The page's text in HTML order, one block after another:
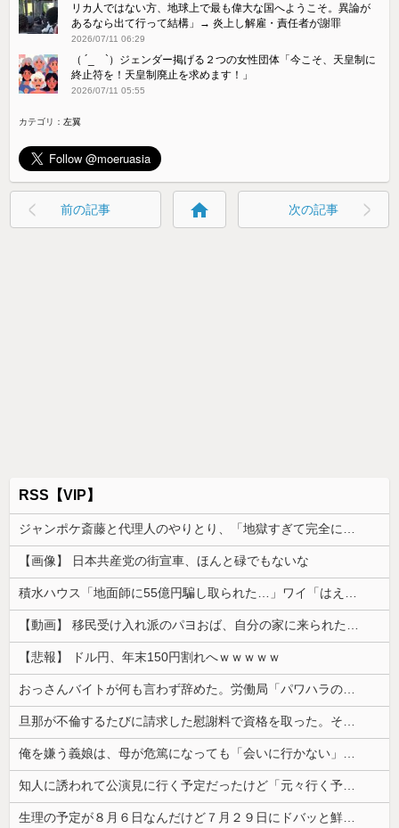
リカ人ではない方、地球上で最も偉大な国へようこそ。異論が
あるなら出て行って結構」→ 炎上し解雇・責任者が謝罪
2026/07/11 06:29
（ ´_ゝ`）ジェンダー掲げる２つの女性団体「今こそ、天皇制に
終止符を！天皇制廃止を求めます！」
2026/07/11 05:55
カテゴリ：左翼
前の記事 home 次の記事
RSS【VIP】
【画像】 日本共産党の街宣車、ほんと碌でもないな
【悲報】 ドル円、年末150円割れへｗｗｗｗｗ